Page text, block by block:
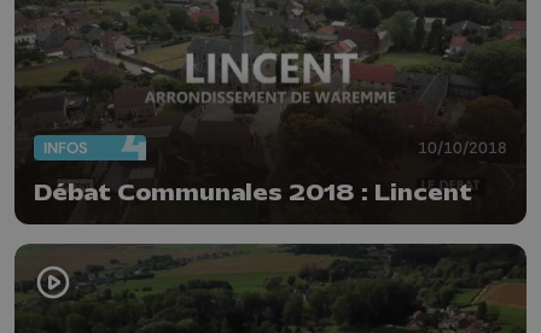
INFOS 10/10/2018
Débat Communales 2018 : Lincent